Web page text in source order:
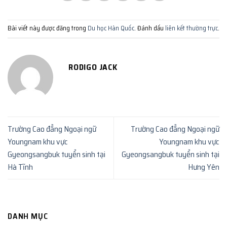
Bài viết này được đăng trong Du học Hàn Quốc. Đánh dấu liên kết thường trực.
RODIGO JACK
Trường Cao đẳng Ngoại ngữ
Youngnam khu vực
Gyeongsangbuk tuyển sinh tại
Hà Tĩnh
Trường Cao đẳng Ngoại ngữ
Youngnam khu vực
Gyeongsangbuk tuyển sinh tại
Hưng Yên
DANH MỤC